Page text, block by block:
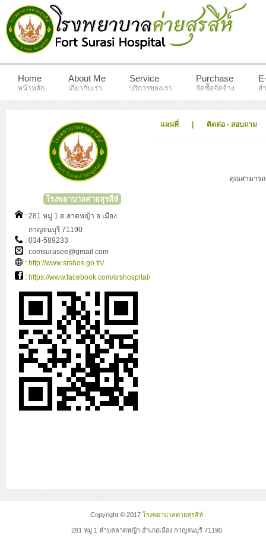
Home
หน้าหลัก
About Me
เกี่ยวกับเรา
Service
บริการของเรา
Purchase
จัดซื้อจัดจ้าง ส
แผนที่ ติดต่อ - สอบถาม
คุณสามาร
โรงพยาบาลค่ายสุรสีห์
: 281 หมู่ 1 ต.ลาดหญ้า อ.เมือง
กาญจนบุรี 71190
: 034-589233
: comsurasee@gmail.com
: http://www.srshos.go.th/
: https://www.facebook.com/srshospital/
Copyright © 2017โรงพยาบาลค่ายสุรสีห์
281 หมู่ 1 ตำบลลาดหญ้า อำเภอเมือง กาญจนบุรี 71190